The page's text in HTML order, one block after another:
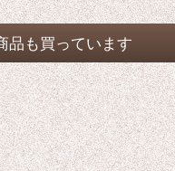
品も買っています